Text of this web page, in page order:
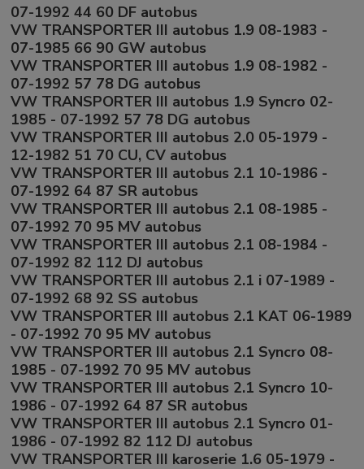
07-1992 44 60 DF autobus
VW TRANSPORTER III autobus 1.9 08-1983 -
07-1985 66 90 GW autobus
VW TRANSPORTER III autobus 1.9 08-1982 -
07-1992 57 78 DG autobus
VW TRANSPORTER III autobus 1.9 Syncro 02-
1985 - 07-1992 57 78 DG autobus
VW TRANSPORTER III autobus 2.0 05-1979 -
12-1982 51 70 CU, CV autobus
VW TRANSPORTER III autobus 2.1 10-1986 -
07-1992 64 87 SR autobus
VW TRANSPORTER III autobus 2.1 08-1985 -
07-1992 70 95 MV autobus
VW TRANSPORTER III autobus 2.1 08-1984 -
07-1992 82 112 DJ autobus
VW TRANSPORTER III autobus 2.1 i 07-1989 -
07-1992 68 92 SS autobus
VW TRANSPORTER III autobus 2.1 KAT 06-1989
- 07-1992 70 95 MV autobus
VW TRANSPORTER III autobus 2.1 Syncro 08-
1985 - 07-1992 70 95 MV autobus
VW TRANSPORTER III autobus 2.1 Syncro 10-
1986 - 07-1992 64 87 SR autobus
VW TRANSPORTER III autobus 2.1 Syncro 01-
1986 - 07-1992 82 112 DJ autobus
VW TRANSPORTER III karoserie 1.6 05-1979 -